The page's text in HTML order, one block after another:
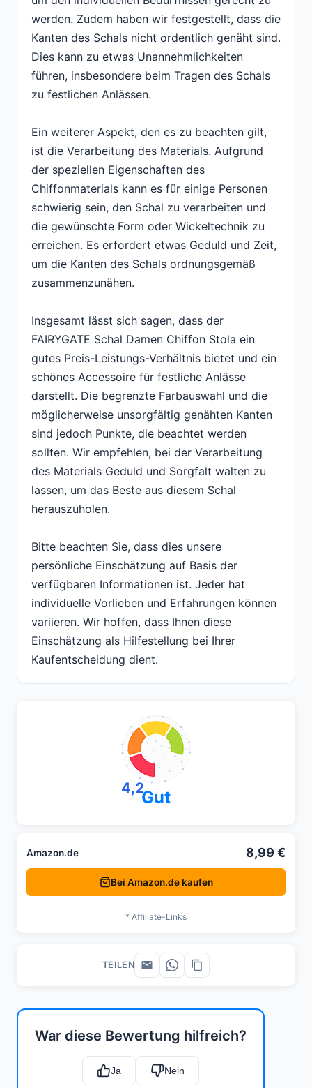
werden. Zudem haben wir festgestellt, dass die
Kanten des Schals nicht ordentlich genäht sind.
Dies kann zu etwas Unannehmlichkeiten
führen, insbesondere beim Tragen des Schals
zu festlichen Anlässen.
Ein weiterer Aspekt, den es zu beachten gilt,
ist die Verarbeitung des Materials. Aufgrund
der speziellen Eigenschaften des
Chiffonmaterials kann es für einige Personen
schwierig sein, den Schal zu verarbeiten und
die gewünschte Form oder Wickeltechnik zu
erreichen. Es erfordert etwas Geduld und Zeit,
um die Kanten des Schals ordnungsgemäß
zusammenzunähen.
Insgesamt lässt sich sagen, dass der
FAIRYGATE Schal Damen Chiffon Stola ein
gutes Preis-Leistungs-Verhältnis bietet und ein
schönes Accessoire für festliche Anlässe
darstellt. Die begrenzte Farbauswahl und die
möglicherweise unsorgfältig genähten Kanten
sind jedoch Punkte, die beachtet werden
sollten. Wir empfehlen, bei der Verarbeitung
des Materials Geduld und Sorgfalt walten zu
lassen, um das Beste aus diesem Schal
herauszuholen.
Bitte beachten Sie, dass dies unsere
persönliche Einschätzung auf Basis der
verfügbaren Informationen ist. Jeder hat
individuelle Vorlieben und Erfahrungen können
variieren. Wir hoffen, dass Ihnen diese
Einschätzung als Hilfestellung bei Ihrer
Kaufentscheidung dient.
War diese Bewertung hilfreich?
Ja Nein
4,2Gut
Amazon.de 8,99 €
Bei Amazon.de kaufen
* Affiliate-Links
TEILEN